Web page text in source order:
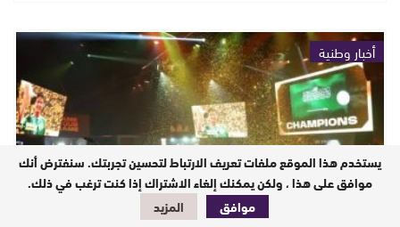
أخبار وطنية
يستخدم هذا الموقع ملفات تعريف الارتباط لتحسين تجربتك. سنفترض أنك
موافق على هذا ، ولكن يمكنك إلغاء الاشتراك إذا كنت ترغب في ذلك.
موافق
المزيد